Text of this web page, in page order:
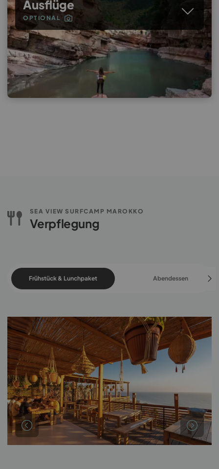
Ausflüge
OPTIONAL
SEA VIEW SURFCAMP MAROKKO
Verpflegung
Frühstück & Lunchpaket Abendessen